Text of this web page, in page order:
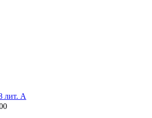
лит. А